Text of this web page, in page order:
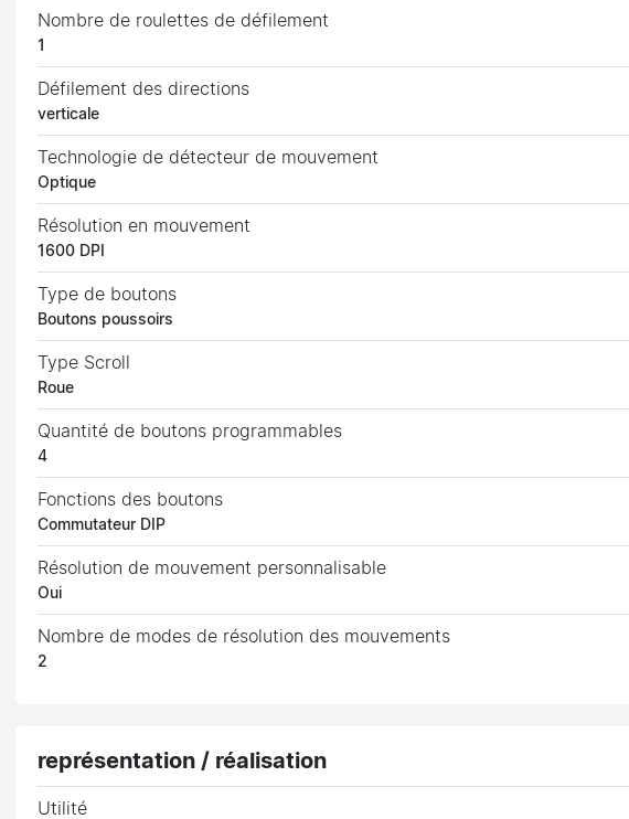
Nombre de roulettes de défilement
1
Défilement des directions
verticale
Technologie de détecteur de mouvement
Optique
Résolution en mouvement
1600 DPI
Type de boutons
Boutons poussoirs
Type Scroll
Roue
Quantité de boutons programmables
4
Fonctions des boutons
Commutateur DIP
Résolution de mouvement personnalisable
Oui
Nombre de modes de résolution des mouvements
2
représentation / réalisation
Utilité